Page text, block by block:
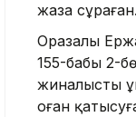
жаза сұраған.
Оразалы
155-бабы 2-
жиналысты
оған